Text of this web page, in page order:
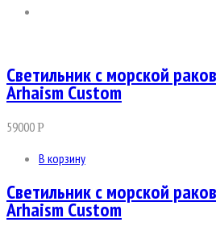
Светильник с морской
Arhaism Custom
59000Р
В корзину
Светильник с морской
Arhaism Custom